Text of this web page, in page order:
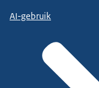
AI-gebruik